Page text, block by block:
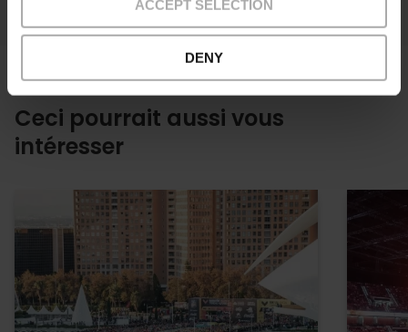
ACCEPT SELECTION
DENY
Ceci pourrait aussi vous
intéresser